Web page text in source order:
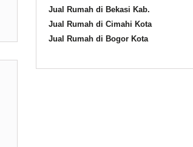
Jual Rumah di Bekasi Kab.
Jual Rumah di Cimahi Kota
Jual Rumah di Bogor Kota